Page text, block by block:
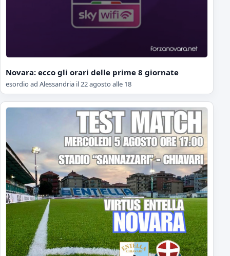
Novara: ecco gli orari delle prime 8 giornate
esordio ad Alessandria il 22 agosto alle 18